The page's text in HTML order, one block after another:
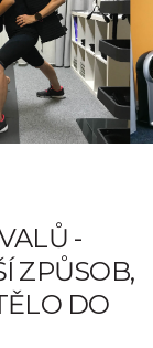
-
ZPŮSOB,
DO